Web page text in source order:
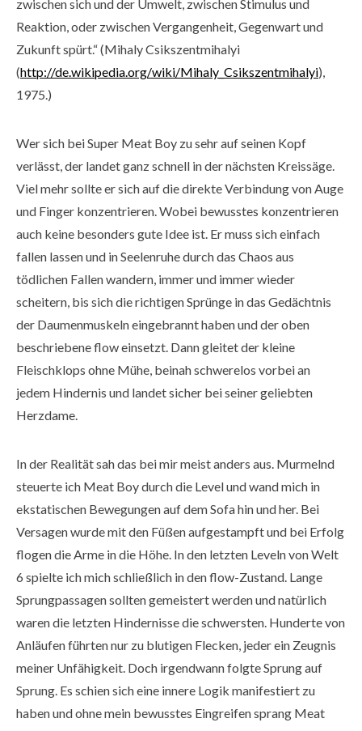
zwischen sich und der Umwelt, zwischen Stimulus und
Reaktion, oder zwischen Vergangenheit, Gegenwart und
Zukunft spürt.“ (Mihaly Csikszentmihalyi
(http://de.wikipedia.org/wiki/Mihaly_Csikszentmihalyi),
1975.)
Wer sich bei Super Meat Boy zu sehr auf seinen Kopf
verlässt, der landet ganz schnell in der nächsten Kreissäge.
Viel mehr sollte er sich auf die direkte Verbindung von Auge
und Finger konzentrieren. Wobei bewusstes konzentrieren
auch keine besonders gute Idee ist. Er muss sich einfach
fallen lassen und in Seelenruhe durch das Chaos aus
tödlichen Fallen wandern, immer und immer wieder
scheitern, bis sich die richtigen Sprünge in das Gedächtnis
der Daumenmuskeln eingebrannt haben und der oben
beschriebene flow einsetzt. Dann gleitet der kleine
Fleischklops ohne Mühe, beinah schwerelos vorbei an
jedem Hindernis und landet sicher bei seiner geliebten
Herzdame.
In der Realität sah das bei mir meist anders aus. Murmelnd
steuerte ich Meat Boy durch die Level und wand mich in
ekstatischen Bewegungen auf dem Sofa hin und her. Bei
Versagen wurde mit den Füßen aufgestampft und bei Erfolg
flogen die Arme in die Höhe. In den letzten Leveln von Welt
6 spielte ich mich schließlich in den flow-Zustand. Lange
Sprungpassagen sollten gemeistert werden und natürlich
waren die letzten Hindernisse die schwersten. Hunderte von
Anläufen führten nur zu blutigen Flecken, jeder ein Zeugnis
meiner Unfähigkeit. Doch irgendwann folgte Sprung auf
Sprung. Es schien sich eine innere Logik manifestiert zu
haben und ohne mein bewusstes Eingreifen sprang Meat